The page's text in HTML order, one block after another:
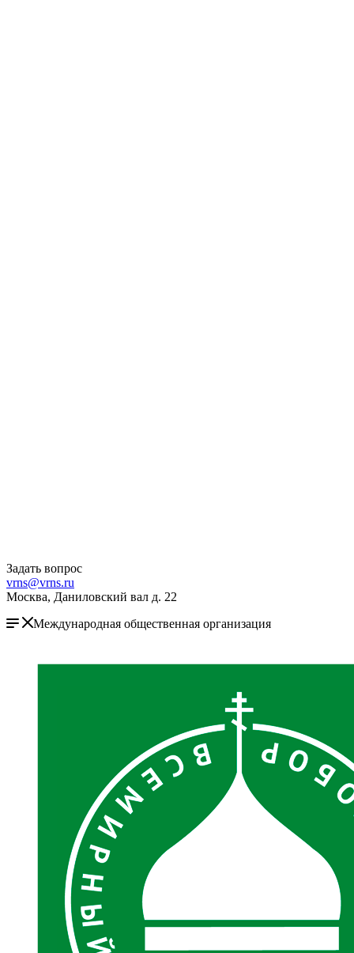
Задать вопрос
vrns@vrns.ru
Москва, Даниловский вал д. 22
Международная общественная организация